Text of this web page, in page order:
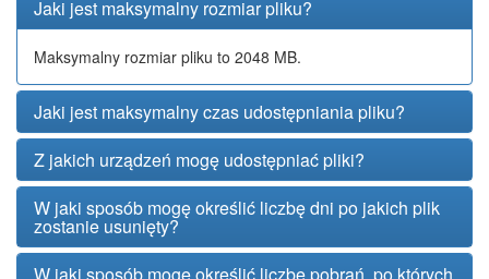
Jaki jest maksymalny rozmiar pliku?
Maksymalny rozmiar pliku to 2048 MB.
Jaki jest maksymalny czas udostępniania pliku?
Z jakich urządzeń mogę udostępniać pliki?
W jaki sposób mogę określić liczbę dni po jakich plik
zostanie usunięty?